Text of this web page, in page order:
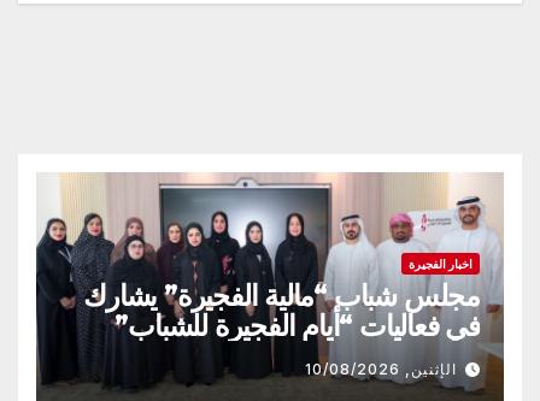
اخبار الفجيرة
مجلس شباب “مالية الفجيرة” يشارك
في فعاليات “أيام الفجيرة للشباب”
الإثنين, 10/08/2026